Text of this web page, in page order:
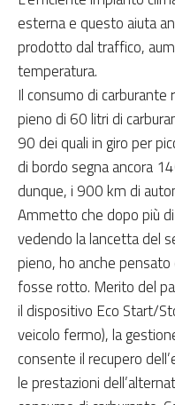
esterna e questo aiuta
prodotto dal traffico,
temperatura.
Il consumo di carburante
pieno di 60 litri di
90 dei quali in giro per
di bordo segna ancora
dunque, i 900 km di
Ammetto che dopo più
vedendo la lancetta del
pieno, ho anche
fosse rotto. Merito del
il dispositivo Eco Start/
veicolo fermo), la
consente il recupero
le prestazioni